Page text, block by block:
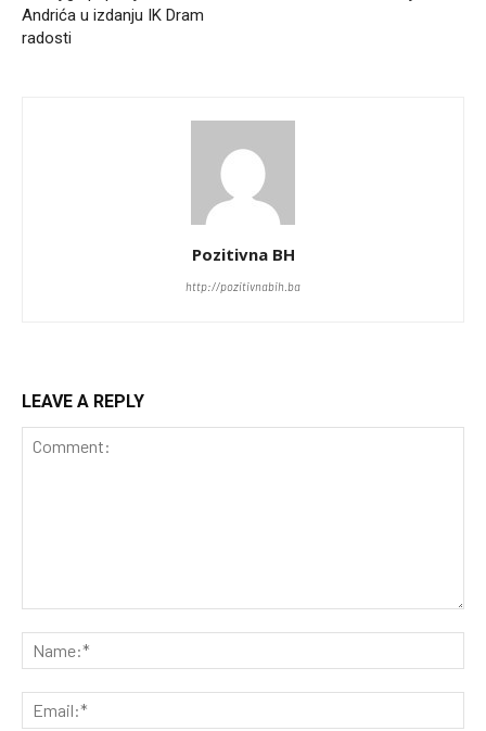
Andrića u izdanju IK Dram
radosti
Pozitivna BH
http://pozitivnabih.ba
LEAVE A REPLY